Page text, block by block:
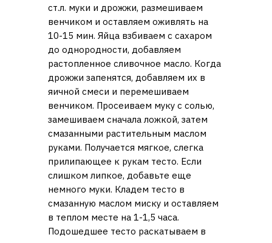
ст.л. муки и дрожжи, размешиваем
венчиком и оставляем оживлять на
10-15 мин. Яйца взбиваем с сахаром
до однородности, добавляем
растопленное сливочное масло. Когда
дрожжи запенятся, добавляем их в
яичной смеси и перемешиваем
венчиком. Просеиваем муку с солью,
замешиваем сначала ложкой, затем
смазанными растительным маслом
руками. Получается мягкое, слегка
прилипающее к рукам тесто. Если
слишком липкое, добавьте еще
немного муки. Кладем тесто в
смазанную маслом миску и оставляем
в теплом месте на 1-1,5 часа.
Подошедшее тесто раскатываем в